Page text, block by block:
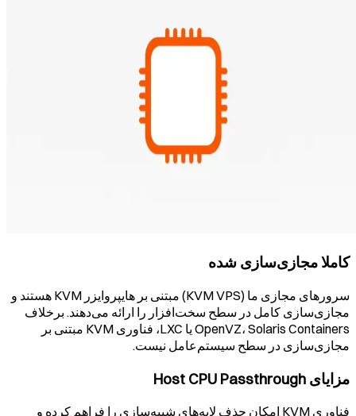
کاملا مجازی‌سازی شده
سرورهای مجازی ما (KVM VPS) مبتنی بر هایپروایزر KVM هستند و
مجازی‌سازی کامل در سطح سخت‌افزار را ارائه می‌دهند. برخلاف
OpenVZ، Solaris Containers یا LXC، فناوری KVM مبتنی بر
مجازی‌سازی در سطح سیستم‌عامل نیست.
مزایای Host CPU Passthrough
فناوری KVM امکان حذف لایه‌های شبیه‌سازی را فراهم کرده و